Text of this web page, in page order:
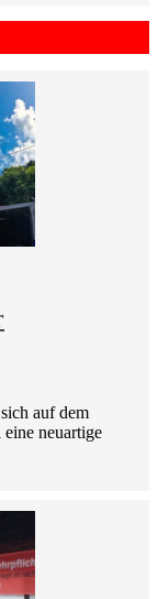
auf dem
neuartige